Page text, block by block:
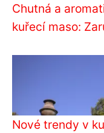
Chutná a
kuřecí maso:
Nové trendy v